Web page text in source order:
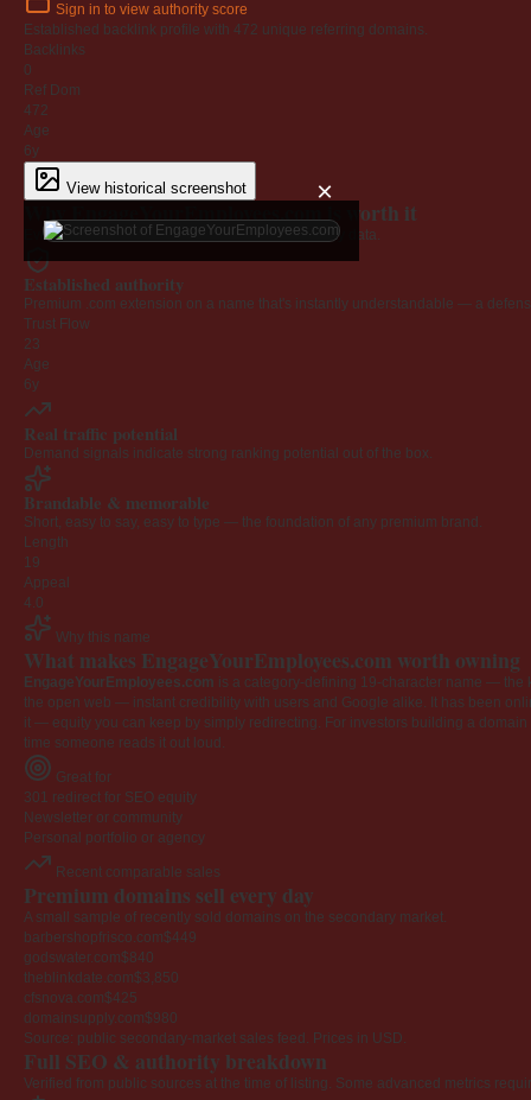
Sign in to view authority score
Established backlink profile with 472 unique referring domains.
Backlinks
0
Ref Dom
472
Age
6y
View historical screenshot ×
Why EngageYourEmployees.com is worth it
Every claim below is backed by verified third-party data.
Established authority
Premium .com extension on a name that's instantly understandable — a
Trust Flow
23
Age
6y
Real traffic potential
Demand signals indicate strong ranking potential out of the box.
Brandable & memorable
Short, easy to say, easy to type — the foundation of any premium brand.
Length
19
Appeal
4.0
Why this name
What makes EngageYourEmployees.com worth owning
EngageYourEmployees.com is a category-defining 19-character name — the
the open web — instant credibility with users and Google alike. It has been
it — equity you can keep by simply redirecting. For investors building a
time someone reads it out loud.
Great for
301 redirect for SEO equity
Newsletter or community
Personal portfolio or agency
Recent comparable sales
Premium domains sell every day
A small sample of recently sold domains on the secondary market.
barbershopfrisco.com$449
godswater.com$840
theblinkdate.com$3,850
cfsnova.com$425
domainsupply.com$980
Source: public secondary-market sales feed. Prices in USD.
Full SEO & authority breakdown
Verified from public sources at the time of listing. Some advanced metrics